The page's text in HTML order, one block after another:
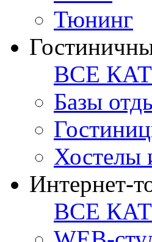
Тюнинг
ВСЕ
Базы
Хостелы
Интернет-
ВСЕ